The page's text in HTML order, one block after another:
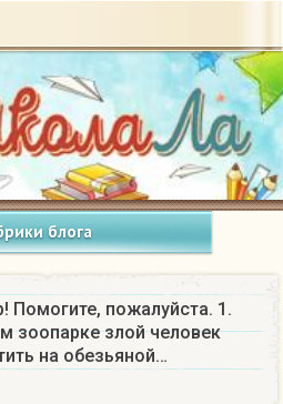
блога
Помогите, пожалуйста. 1.
зоопарке злой человек
на обезьяной…